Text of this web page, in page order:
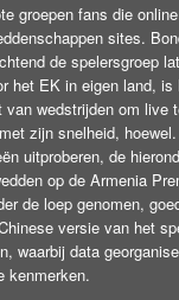
groepen fans die
sites.
de spelersgroep
het EK in eigen land, is
wedstrijden om live
zijn snelheid,
uitproberen, de
op de Armenia
de loep genomen,
versie van het
waarbij data
kenmerken.